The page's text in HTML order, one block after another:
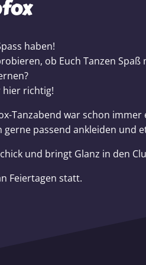
haben!
ob Euch Tanzen
hier richtig!
Tanzabend war schon
passend ankleiden und
und bringt Glanz in den
Feiertagen statt.